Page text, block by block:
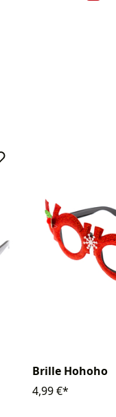
Brille Hohoho
4,99 €*